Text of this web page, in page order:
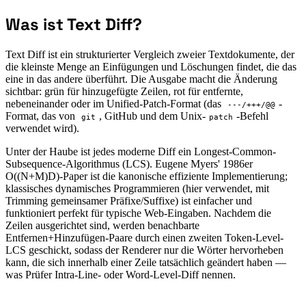
Was ist Text Diff?
Text Diff ist ein strukturierter Vergleich zweier Textdokumente, der
die kleinste Menge an Einfügungen und Löschungen findet, die das
eine in das andere überführt. Die Ausgabe macht die Änderung
sichtbar: grün für hinzugefügte Zeilen, rot für entfernte,
nebeneinander oder im Unified-Patch-Format (das
---/+++/@@ -
Format, das von
git , GitHub und dem Unix- patch -Befehl
verwendet wird).
Unter der Haube ist jedes moderne Diff ein Longest-Common-
Subsequence-Algorithmus (LCS). Eugene Myers' 1986er
O((N+M)D)-Paper ist die kanonische effiziente Implementierung;
klassisches dynamisches Programmieren (hier verwendet, mit
Trimming gemeinsamer Präfixe/Suffixe) ist einfacher und
funktioniert perfekt für typische Web-Eingaben. Nachdem die
Zeilen ausgerichtet sind, werden benachbarte
Entfernen+Hinzufügen-Paare durch einen zweiten Token-Level-
LCS geschickt, sodass der Renderer nur die Wörter hervorheben
kann, die sich innerhalb einer Zeile tatsächlich geändert haben —
was Prüfer Intra-Line- oder Word-Level-Diff nennen.